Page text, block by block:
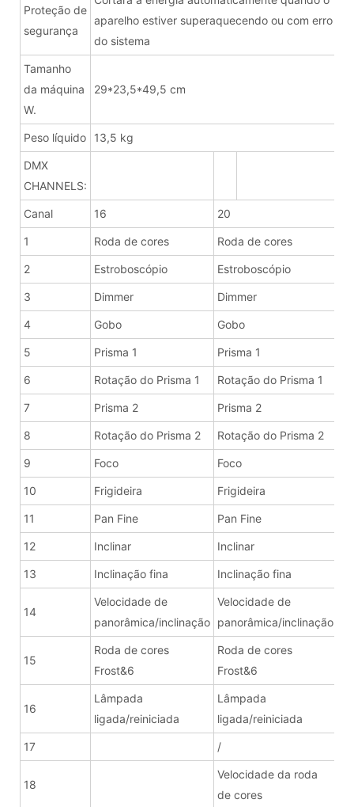
Proteção de
segurança
aparelho estiver superaquecendo ou com erro
do sistema
Tamanho
da máquina
W.
29*23,5*49,5 cm
Peso líquido 13,5 kg
DMX
CHANNELS:
Canal 16 20
1 Roda de cores Roda de cores
2 Estroboscópio Estroboscópio
3 Dimmer Dimmer
4 Gobo Gobo
5 Prisma 1 Prisma 1
6 Rotação do Prisma 1 Rotação do Prisma 1
7 Prisma 2 Prisma 2
8 Rotação do Prisma 2 Rotação do Prisma 2
9 Foco Foco
10 Frigideira Frigideira
11 Pan Fine Pan Fine
12 Inclinar Inclinar
13 Inclinação fina Inclinação fina
14
Velocidade de
panorâmica/inclinação
Velocidade de
panorâmica/inclinação
15
Roda de cores
Frost&6
Roda de cores
Frost&6
16
Lâmpada
ligada/reiniciada
Lâmpada
ligada/reiniciada
17 /
18
Velocidade da roda
de cores